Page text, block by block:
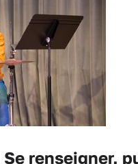
Se renseigner,